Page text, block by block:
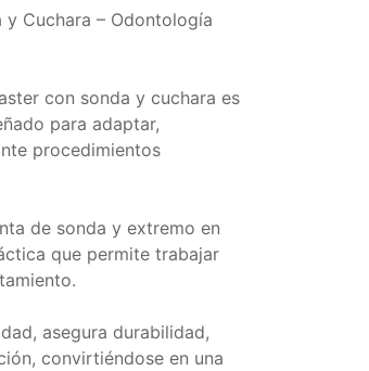
Cuchara – Odontología
con sonda y cuchara es
para adaptar,
procedimientos
de sonda y extremo en
que permite trabajar
asegura durabilidad,
convirtiéndose en una